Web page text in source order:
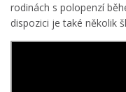
rodinách s polopenzí
dispozici je také několik